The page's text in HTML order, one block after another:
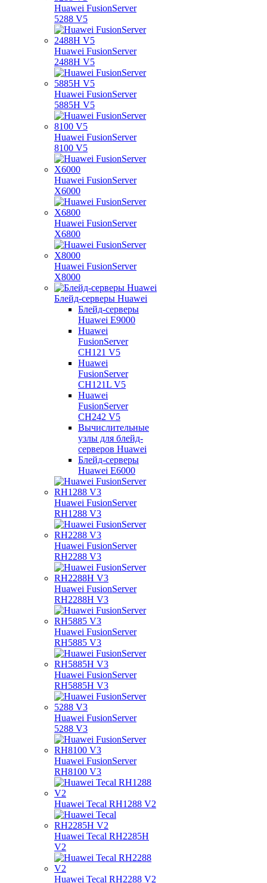
Huawei FusionServer
5288 V5
Huawei FusionServer
2488H V5
Huawei FusionServer
5885H V5
Huawei FusionServer
8100 V5
Huawei FusionServer
X6000
Huawei FusionServer
X6800
Huawei FusionServer
X8000
Блейд-серверы Huawei
Блейд-серверы
Huawei E9000
Huawei
FusionServer
CH121 V5
Huawei
FusionServer
CH121L V5
Huawei
FusionServer
CH242 V5
Вычислительные
узлы для блейд-
серверов Huawei
Блейд-серверы
Huawei E6000
Huawei FusionServer
RH1288 V3
Huawei FusionServer
RH2288 V3
Huawei FusionServer
RH2288H V3
Huawei FusionServer
RH5885 V3
Huawei FusionServer
RH5885H V3
Huawei FusionServer
5288 V3
Huawei FusionServer
RH8100 V3
Huawei Tecal RH1288 V2
Huawei Tecal RH2285H
V2
Huawei Tecal RH2288 V2